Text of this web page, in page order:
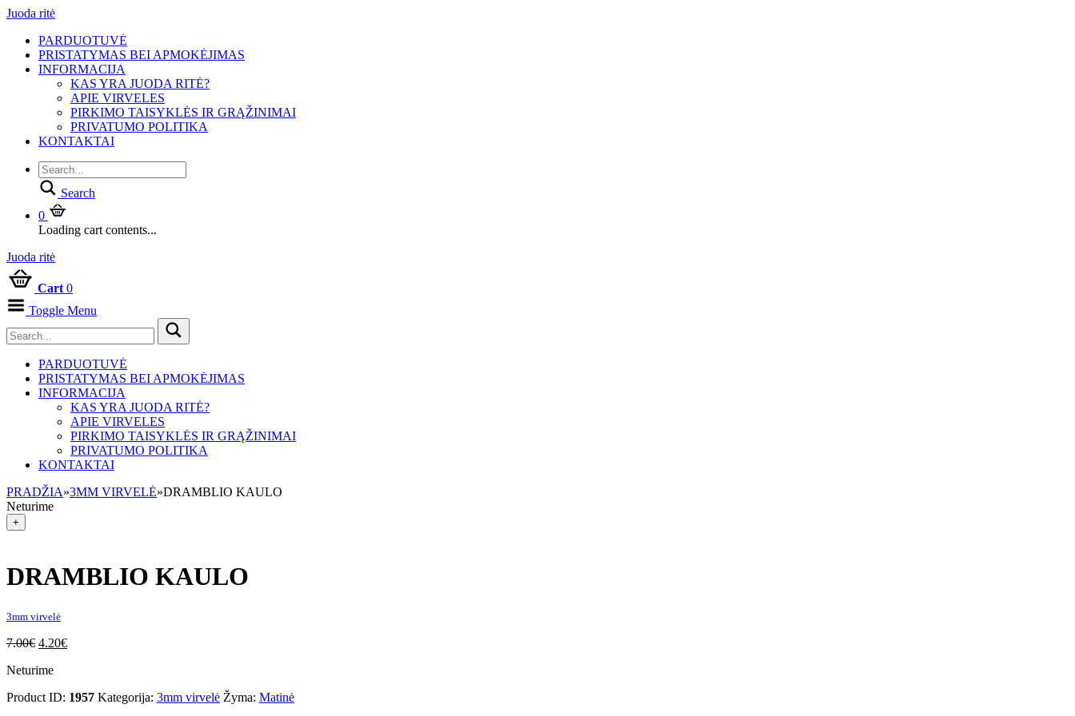
Juoda ritė
PARDUOTUVĖ
PRISTATYMAS BEI APMOKĖJIMAS
INFORMACIJA
KAS YRA JUODA RITĖ?
APIE VIRVELES
PIRKIMO TAISYKLĖS IR GRĄŽINIMAI
PRIVATUMO POLITIKA
KONTAKTAI
Search
0
Loading cart contents...
Juoda ritė
Cart 0
Toggle Menu
PARDUOTUVĖ
PRISTATYMAS BEI APMOKĖJIMAS
INFORMACIJA
KAS YRA JUODA RITĖ?
APIE VIRVELES
PIRKIMO TAISYKLĖS IR GRĄŽINIMAI
PRIVATUMO POLITIKA
KONTAKTAI
PRADŽIA»3MM VIRVELĖ»DRAMBLIO KAULO
Neturime
+
DRAMBLIO KAULO
3mm virvelė
7.00€ 4.20€
Neturime
Product ID: 1957 Kategorija: 3mm virvelė Žyma: Matinė